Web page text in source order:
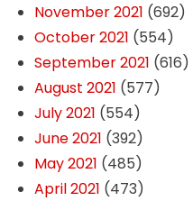
November 2021 (692)
October 2021 (554)
September 2021 (616)
August 2021 (577)
July 2021 (554)
June 2021 (392)
May 2021 (485)
April 2021 (473)